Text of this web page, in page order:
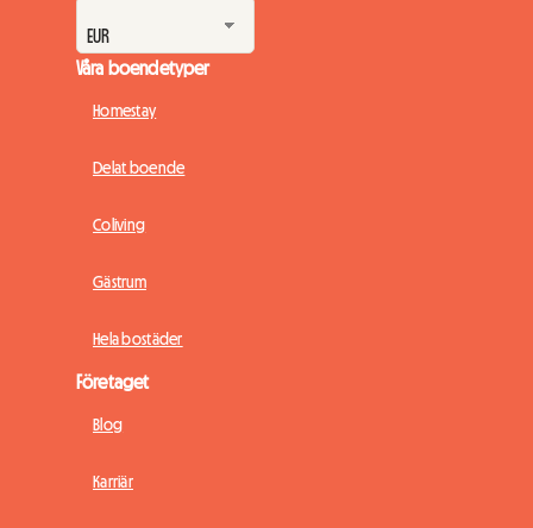
Våra boendetyper
Homestay
Delat boende
Coliving
Gästrum
Hela bostäder
Företaget
Blog
Karriär